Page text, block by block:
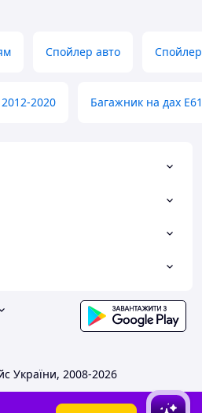
Спойлер авто
2020 Багажник на дах E61
України, 2008-2026